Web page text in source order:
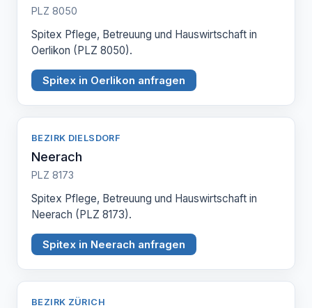
PLZ 8050
Spitex Pflege, Betreuung und Hauswirtschaft in
Oerlikon (PLZ 8050).
Spitex in Oerlikon anfragen
BEZIRK DIELSDORF
Neerach
PLZ 8173
Spitex Pflege, Betreuung und Hauswirtschaft in
Neerach (PLZ 8173).
Spitex in Neerach anfragen
BEZIRK ZÜRICH